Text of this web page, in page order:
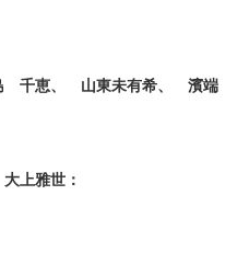
恵、 山東未有希、 濱端
上雅世：